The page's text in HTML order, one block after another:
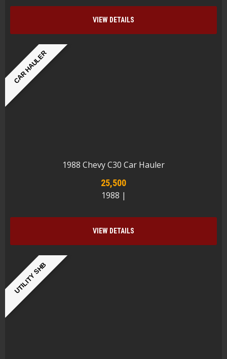
VIEW DETAILS
CAR HAULER
1988 Chevy C30 Car Hauler
25,500
1988 |
VIEW DETAILS
UTILITY SHB